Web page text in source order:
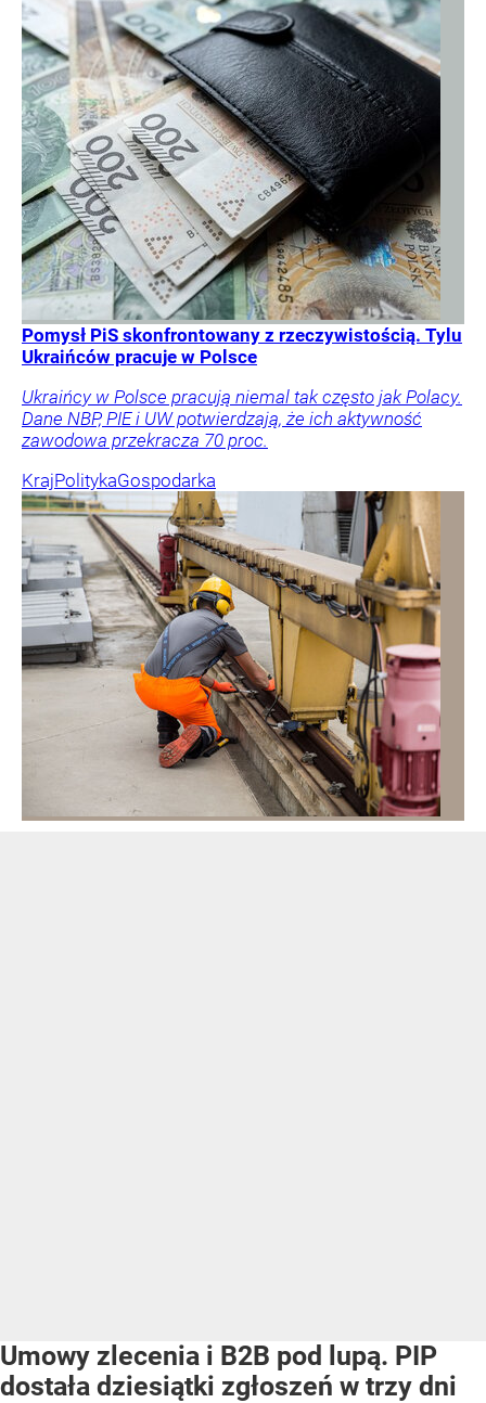
Pomysł PiS skonfrontowany z rzeczywistością. Tylu
Ukraińców pracuje w Polsce
Ukraińcy w Polsce pracują niemal tak często jak Polacy.
Dane NBP, PIE i UW potwierdzają, że ich aktywność
zawodowa przekracza 70 proc.
KrajPolitykaGospodarka
Umowy zlecenia i B2B pod lupą. PIP
dostała dziesiątki zgłoszeń w trzy dni